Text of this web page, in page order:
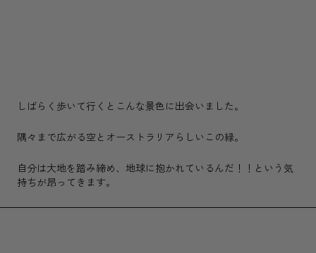
しばらく歩いて行くとこんな景色に出会いました。
隅々まで広がる空とオーストラリアらしいこの緑。
自分は大地を踏み締め、地球に抱かれているんだ！！という気
持ちが昂ってきます。